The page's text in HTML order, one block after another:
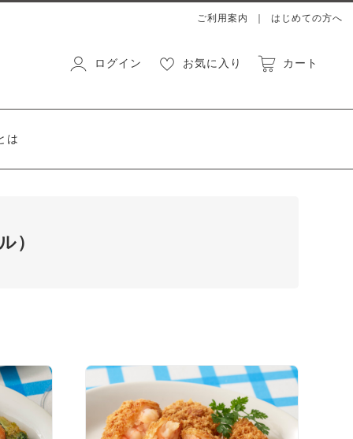
ログイン お気に入り カート
ご利用案内 はじめての方へ
は
）